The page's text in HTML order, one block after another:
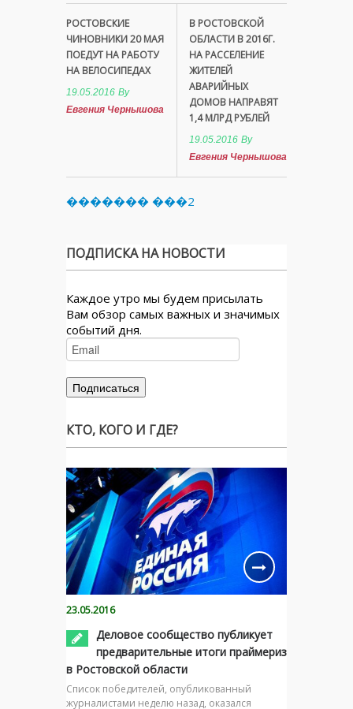
РОСТОВСКИЕ
ЧИНОВНИКИ 20 МАЯ
ПОЕДУТ НА РАБОТУ
НА ВЕЛОСИПЕДАХ
19.05.2016 By
Евгения Чернышова
В РОСТОВСКОЙ
ОБЛАСТИ В 2016Г.
НА РАССЕЛЕНИЕ
ЖИТЕЛЕЙ
АВАРИЙНЫХ
ДОМОВ НАПРАВЯТ
1,4 МЛРД РУБЛЕЙ
19.05.2016 By
Евгения Чернышова
������� ���2
ПОДПИСКА НА НОВОСТИ
Каждое утро мы будем присылать
Вам обзор самых важных и значимых
событий дня.
КТО, КОГО И ГДЕ?
23.05.2016
Деловое сообщество публикует
предварительные итоги праймериз
в Ростовской области
Список победителей, опубликованный
журналистами неделю назад, оказался